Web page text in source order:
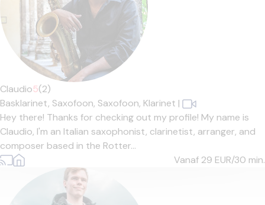
Claudio5(2)
Basklarinet, Saxofoon, Saxofoon, Klarinet |
Hey there! Thanks for checking out my profile! My name is
Claudio, I'm an Italian saxophonist, clarinetist, arranger, and
composer based in the Rotter...
Vanaf 29 EUR/30 min.